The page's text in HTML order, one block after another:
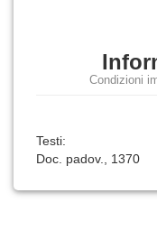
Condizioni
Testi:
Doc. padov., 1370